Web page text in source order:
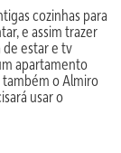
cozinhas para
e assim trazer
de estar e tv
apartamento
também o Almiro
usar o